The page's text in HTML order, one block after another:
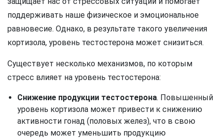
поддерживать наше физическое и эмоциональное
равновесие. Однако, в результате такого увеличения
кортизола, уровень тестостерона может снизиться.
Существует несколько механизмов, по которым
стресс влияет на уровень тестостерона:
Снижение продукции тестостерона. Повышенный
уровень кортизола может привести к снижению
активности гонад (половых желез), что в свою
очередь может уменьшить продукцию